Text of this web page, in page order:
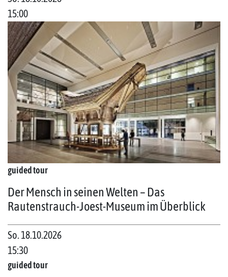
15:00
guided tour
Der Mensch in seinen Welten – Das
Rautenstrauch-Joest-Museum im Überblick
So. 18.10.2026
15:30
guided tour